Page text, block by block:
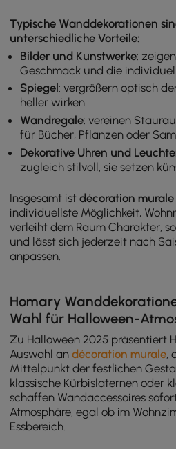
Typische Wanddekorationen
unterschiedliche Vorteile:
Bilder und Kunstwerke:
Geschmack und die
Spiegel: vergrößern optisch
heller wirken.
Wandregale: vereinen
für Bücher, Pflanzen oder
Dekorative Uhren und
zugleich stilvoll, sie setzen
Insgesamt istdécoration murale
individuellste Möglichkeit,
verleiht dem Raum Charakter,
und lässt sich jederzeit nach
anpassen.
Homary
Wahl für Halloween-
Zu Halloween 2025 präsentiert
Auswahl andécoration murale,
Mittelpunkt der festlichen
klassische Kürbislaternen oder
schaffen Wandaccessoires
Atmosphäre, egal ob im
Essbereich.